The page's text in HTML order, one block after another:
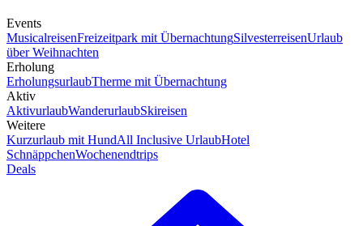
Events
MusicalreisenFreizeitpark mit ÜbernachtungSilvesterreisenUrlaub
über Weihnachten
Erholung
ErholungsurlaubTherme mit Übernachtung
Aktiv
AktivurlaubWanderurlaubSkireisen
Weitere
Kurzurlaub mit HundAll Inclusive UrlaubHotel
SchnäppchenWochenendtrips
Deals